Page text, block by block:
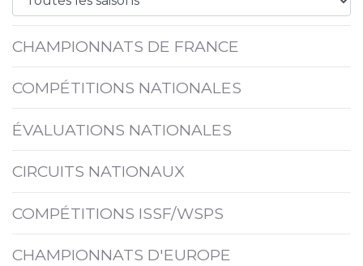
CHAMPIONNATS DE FRANCE
COMPÉTITIONS NATIONALES
ÉVALUATIONS NATIONALES
CIRCUITS NATIONAUX
COMPÉTITIONS ISSF/WSPS
CHAMPIONNATS D'EUROPE